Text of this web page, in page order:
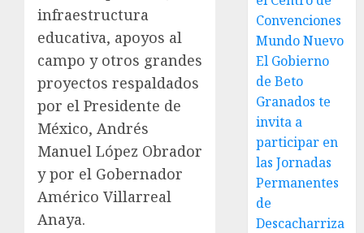
infraestructura
educativa, apoyos al
campo y otros grandes
proyectos respaldados
por el Presidente de
México, Andrés
Manuel López Obrador
y por el Gobernador
Américo Villarreal
Anaya.
Convenciones
Mundo Nuevo
El Gobierno
de Beto
Granados te
invita a
participar en
las Jornadas
Permanentes
de
Descacharriza